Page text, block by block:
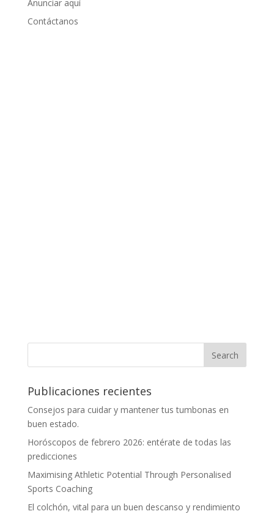
Anunciar aquí
Contáctanos
Publicaciones recientes
Consejos para cuidar y mantener tus tumbonas en
buen estado.
Horóscopos de febrero 2026: entérate de todas las
predicciones
Maximising Athletic Potential Through Personalised
Sports Coaching
El colchón, vital para un buen descanso y rendimiento